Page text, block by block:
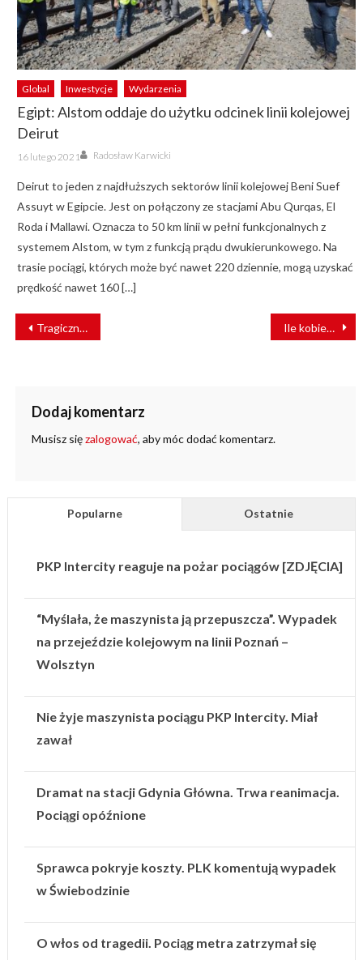
Global Inwestycje Wydarzenia
Egipt: Alstom oddaje do użytku odcinek linii kolejowej
Deirut
Posted
on
16 lutego 2021 Author
Radosław Karwicki
Deirut to jeden z najdłuższych sektorów linii kolejowej Beni Suef
Assuyt w Egipcie. Jest on połączony ze stacjami Abu Qurqas, El
Roda i Mallawi. Oznacza to 50 km linii w pełni funkcjonalnych z
systemem Alstom, w tym z funkcją prądu dwukierunkowego. Na
trasie pociągi, których może być nawet 220 dziennie, mogą uzyskać
prędkość nawet 160 […]
NAWIGACJA
WPISU
Tragiczny wypadek na Śląsku. Nie żyje kobieta potrącona przez pociąg Ile kobiet w Polsce zasiada za pulpitem pociągu?
Dodaj komentarz
Musisz sięzalogować, aby móc dodać komentarz.
Popularne Ostatnie
PKP Intercity reaguje na pożar pociągów [ZDJĘCIA]
“Myślała, że maszynista ją przepuszcza”. Wypadek
na przejeździe kolejowym na linii Poznań –
Wolsztyn
Nie żyje maszynista pociągu PKP Intercity. Miał
zawał
Dramat na stacji Gdynia Główna. Trwa reanimacja.
Pociągi opóźnione
Sprawca pokryje koszty. PLK komentują wypadek
w Świebodzinie
O włos od tragedii. Pociąg metra zatrzymał się